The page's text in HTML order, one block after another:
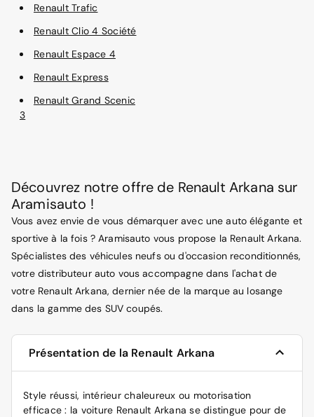
Renault Trafic
Renault Clio 4 Société
Renault Espace 4
Renault Express
Renault Grand Scenic
3
Découvrez notre offre de Renault Arkana sur
Aramisauto !
Vous avez envie de vous démarquer avec une auto élégante et
sportive à la fois ? Aramisauto vous propose la Renault Arkana.
Spécialistes des véhicules neufs ou d'occasion reconditionnés,
votre distributeur auto vous accompagne dans l'achat de
votre Renault Arkana, dernier née de la marque au losange
dans la gamme des SUV coupés.
Présentation de la Renault Arkana
Style réussi, intérieur chaleureux ou motorisation
efficace : la voiture Renault Arkana se distingue pour de